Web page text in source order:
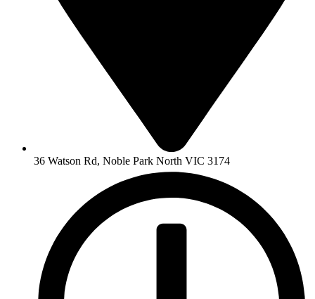
36 Watson Rd, Noble Park North VIC 3174